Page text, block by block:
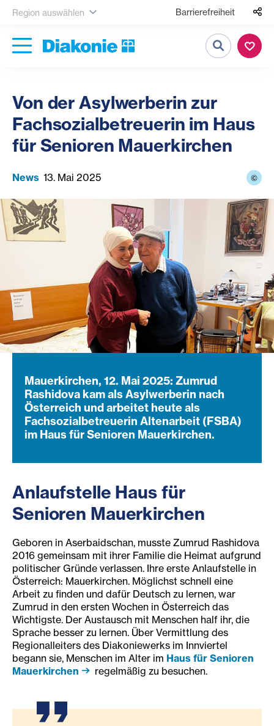
Region auswählen Barrierefreiheit
Suche
Von der Asylwerberin zur
Fachsozialbetreuerin im Haus
für Senioren Mauerkirchen
News 13. Mai 2025 ©
Mauerkirchen, 12. Mai 2025: Zumrud
Rashidova kam als Asylwerberin nach
Österreich und arbeitet heute als
Fachsozialbetreuerin Altenarbeit (FSBA)
im Haus für Senioren Mauerkirchen.
Anlaufstelle Haus für
Senioren Mauerkirchen
Geboren in Aserbaidschan, musste Zumrud Rashidova
2016 gemeinsam mit ihrer Familie die Heimat aufgrund
politischer Gründe verlassen. Ihre erste Anlaufstelle in
Österreich: Mauerkirchen. Möglichst schnell eine
Arbeit zu finden und dafür Deutsch zu lernen, war
Zumrud in den ersten Wochen in Österreich das
Wichtigste. Der Austausch mit Menschen half ihr, die
Sprache besser zu lernen. Über Vermittlung des
Regionalleiters des Diakoniewerks im Innviertel
begann sie, Menschen im Alter im Haus für Senioren
Mauerkirchen
regelmäßig zu besuchen.